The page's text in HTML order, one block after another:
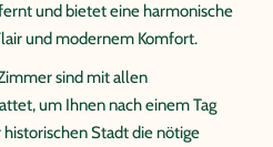
und bietet eine harmonische
und modernem Komfort.
sind mit allen
um Ihnen nach einem Tag
Stadt die nötige